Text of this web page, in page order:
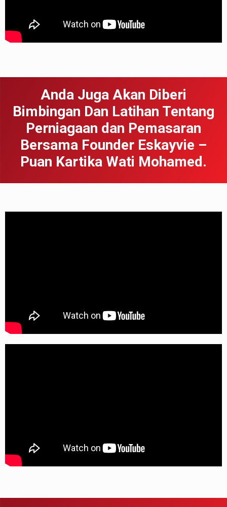
Anda Juga Akan Diberi
Bimbingan Dan Latihan Tentang
Perniagaan dan Pemasaran
Bersama Founder Eskayvie –
Puan Kartika Wati Mohamed.